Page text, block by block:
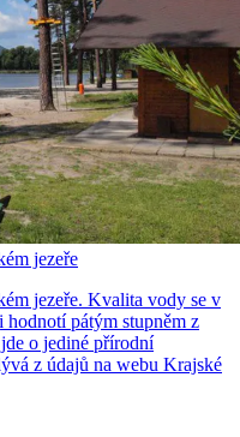
jezeře
jezeře. Kvalita vody se v
pátým stupněm z
o jediné přírodní
z údajů na webu Krajské